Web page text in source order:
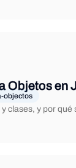
Objetos en
objectos
clases, y por